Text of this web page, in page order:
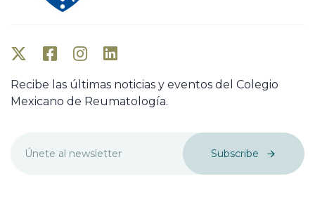
Recibe las últimas noticias y eventos del Colegio
Mexicano de Reumatología.
Subscribe